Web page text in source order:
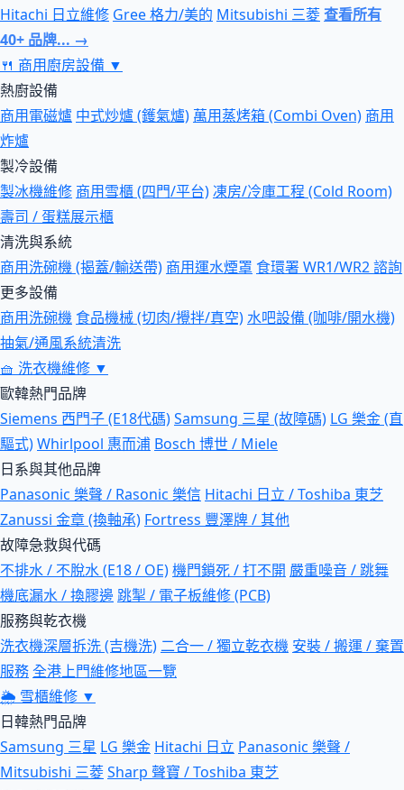
Hitachi 日立維修 Gree 格力/美的 Mitsubishi 三菱查看所有
40+ 品牌... →
🍴 商用廚房設備 ▼
熱廚設備
商用電磁爐 中式炒爐 (鑊氣爐) 萬用蒸烤箱 (Combi Oven) 商用
炸爐
製冷設備
製冰機維修 商用雪櫃 (四門/平台)凍房/冷庫工程 (Cold Room)
壽司 / 蛋糕展示櫃
清洗與系統
商用洗碗機 (揭蓋/輸送帶) 商用運水煙罩 食環署 WR1/WR2 諮詢
更多設備
商用洗碗機 食品機械 (切肉/攪拌/真空)水吧設備 (咖啡/開水機)
抽氣/通風系統清洗
🧺 洗衣機維修 ▼
歐韓熱門品牌
Siemens 西門子 (E18代碼)Samsung 三星 (故障碼) LG 樂金 (直
驅式)Whirlpool 惠而浦 Bosch 博世 / Miele
日系與其他品牌
Panasonic 樂聲 / Rasonic 樂信 Hitachi 日立 / Toshiba 東芝
Zanussi 金章 (換軸承) Fortress 豐澤牌 / 其他
故障急救與代碼
不排水 / 不脫水 (E18 / OE)機門鎖死 / 打不開 嚴重噪音 / 跳舞
機底漏水 / 換膠邊跳掣 / 電子板維修 (PCB)
服務與乾衣機
洗衣機深層拆洗 (吉機洗) 二合一 / 獨立乾衣機 安裝 / 搬運 / 棄置
服務全港上門維修地區一覽
🌦 雪櫃維修 ▼
日韓熱門品牌
Samsung 三星 LG 樂金 Hitachi 日立 Panasonic 樂聲 /
Mitsubishi 三菱Sharp 聲寶 / Toshiba 東芝